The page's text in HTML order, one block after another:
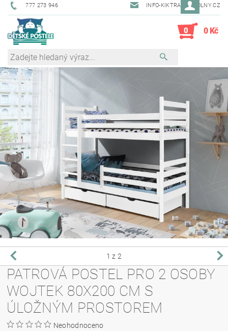
777 273 946 INFO-KIKTRADE@VOLNY.CZ
0 0 Kč
1 z 2
PATROVÁ POSTEL PRO 2 OSOBY
WOJTEK 80X200 CM S
ÚLOŽNÝM PROSTOREM
Neohodnoceno